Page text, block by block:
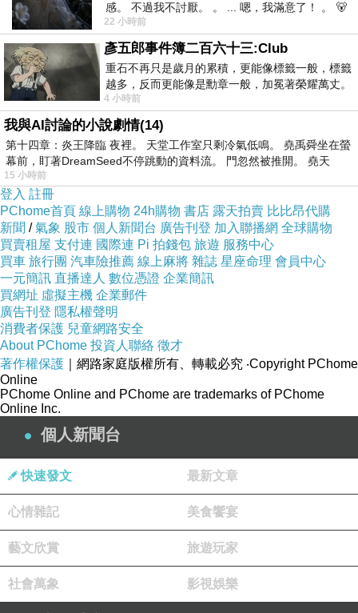
商品網址:
http://www.momoshop.com.tw/goods/GoodsDet
ail.jsp?
i_code=2552552&memid=6000003945&cid=a
puad&oid=1&osm=league
商品訊息功能
品號：2552552
風靡台日美澳 部落客大推薦
紳士淑女造型 可愛吸睛破表
防水抗汙材質 常保舒爽乾淨
食用等級矽膠 安全持久耐用
好洗快乾特性 收摺攜帶便利
商品訊息描述
感。 不過我不討厭。 。 ... 嗯，我滿意了！ 。 🐻
昨中
22 小時前
彥五郎事件簿二百六十三:Club
重石不再只是歲月的累積，更能像標籤一般，標籤
越多，反而更能像是勳章一般，加冕著榮耀萬丈。
習慣一如縱容，成了再難輕輕放下的罪證
4 小時前
我與AI討論的小說劇情(14)
第十四章：炎王降臨 夜裡。 天堂工作室只剩冷氣低鳴。 堯禹舜坐在螢
幕前，盯著DreamSeed不停跳動的資料流。 門忽然被推開。 堯天
15 小時前
登入 註冊
PChome首頁 線上購物 24h購物 書店 露天拍賣 比比昂代購
新聞 /氣象 股市 個人新聞台 廣告刊登 加入聯播網 全球購物
買賣租屋 支付連 國際連 Pi 拍錢包 旅遊 服務中心
買車 旅行團 汽車險推薦 線上麻將 雜誌 星座命理 會員中心
一元簡訊 直播達人 數位憑證 企業簡訊
買網址 虛擬主機 企業郵件
廣告刊登 隱私權聲明
消費者保護 兒童網路安全
About PChome 投資人聯絡 徵才
著作權保護 ｜網路家庭版權所有、轉載必究 ‧Copyright PChome
Online
PChome Online and PChome are trademarks of PChome
Online Inc.
個人新聞台
快速發文 最新文章
心情雜記 美食饗宴
藝文欣賞 旅遊玩家
社會萬象 影視娛樂